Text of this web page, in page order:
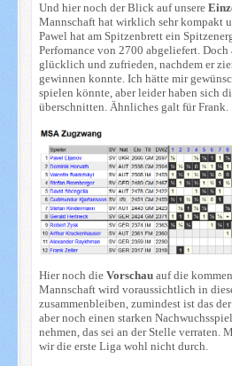
Und hier noch der Blick auf unsere
Mannschaft hat wirklich sehr kompakt
Pawel hat am Spitzenbrett ein
Perfomance von 2700 abgeliefert.
glücklich und zufrieden, nachdem er
gewinnen konnte. Ich hätte mir
spielen könnte, aber leider haben sich
überschnitten. Ähnliches galt für Frank.
Hier noch die Vorschauauf die
Mannschaft wird voraussichtlich in
zusammenbleiben, zumindest ist das
aber noch einen starken
nehmen, das sei an der Stelle verraten.
wir die erste Liga wohl nicht durch.